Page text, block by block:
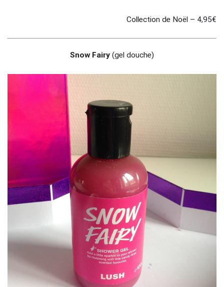
Collection de Noël – 4,95€
Snow Fairy (gel douche)